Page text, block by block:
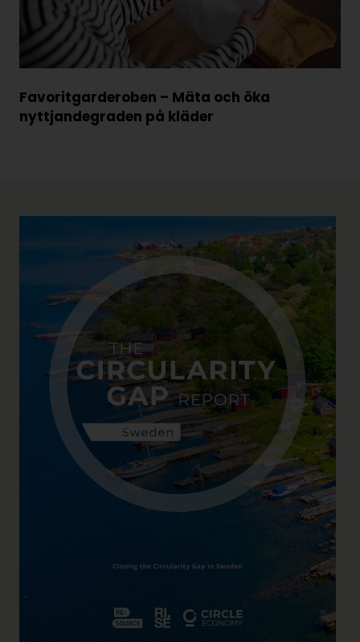
Favoritgarderoben – Mäta och öka
nyttjandegraden på kläder